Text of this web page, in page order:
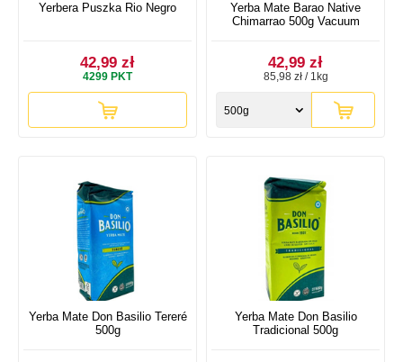
Yerbera Puszka Rio Negro
42,99 zł
4299 PKT
Yerba Mate Barao Native
Chimarrao 500g Vacuum
42,99 zł
85,98 zł / 1kg
500g
Yerba Mate Don Basilio Tereré
500g
Yerba Mate Don Basilio
Tradicional 500g